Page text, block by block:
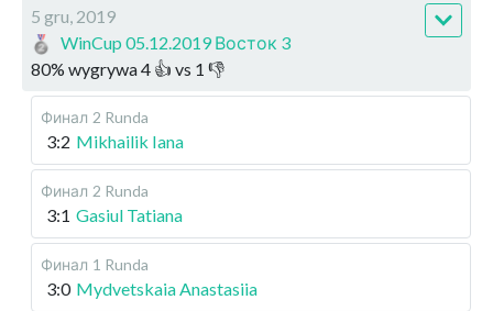
5 gru, 2019
WinCup 05.12.2019 Восток 3
80% wygrywa4 👍 vs 1 👎
Финал 2 Runda
3:2 Mikhailik Iana
Финал 2 Runda
3:1 Gasiul Tatiana
Финал 1 Runda
3:0 Mydvetskaia Anastasiia